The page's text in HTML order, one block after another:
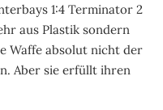
1:4 Terminator 2
aus Plastik sondern
Waffe absolut nicht der
Aber sie erfüllt ihren